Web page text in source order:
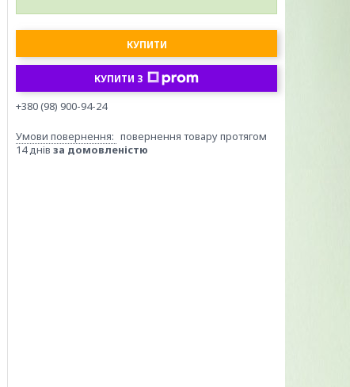
КУПИТИ
КУПИТИ З
+380 (98) 900-94-24
повернення товару протягом
14 днів за домовленістю